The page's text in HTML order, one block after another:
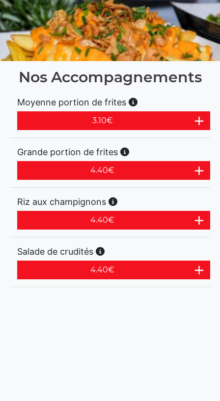
Nos Accompagnements
Moyenne portion de frites
3.10€
Grande portion de frites
4.40€
Riz aux champignons
4.40€
Salade de crudités
4.40€